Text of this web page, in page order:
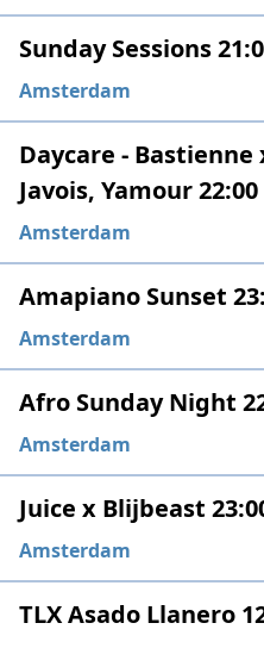
Sunday Sessions
Amsterdam
Daycare -
Javois, Yamour 22:00
Amsterdam
Amapiano Sunset
Amsterdam
Afro Sunday Night
Amsterdam
Juice x Blijbeast
Amsterdam
TLX Asado Llanero